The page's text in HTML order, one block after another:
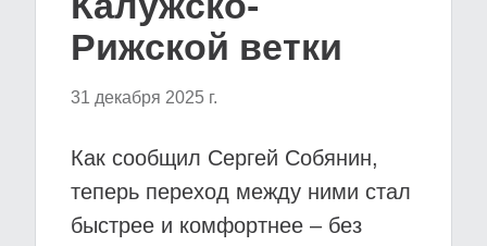
Рижской ветки
31 декабря 2025 г.
Как сообщил Сергей Собянин,
теперь переход между ними стал
быстрее и комфортнее – без